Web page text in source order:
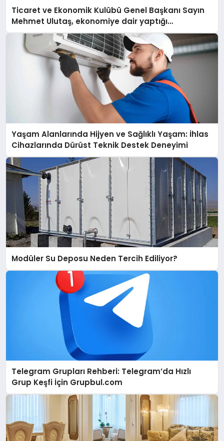
Ticaret ve Ekonomik Kulübü Genel Başkanı Sayın
Mehmet Ulutaş, ekonomiye dair yaptığı
açıklamada şunları kaydetti:
Yaşam Alanlarında Hijyen ve Sağlıklı Yaşam: İhlas
Cihazlarında Dürüst Teknik Destek Deneyimi
Modüler Su Deposu Neden Tercih Ediliyor?
Telegram Grupları Rehberi: Telegram’da Hızlı
Grup Keşfi İçin Grupbul.com